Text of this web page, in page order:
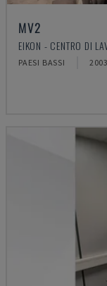
MV2
EIKON - CENTRO DI
PAESI BASSI 2003